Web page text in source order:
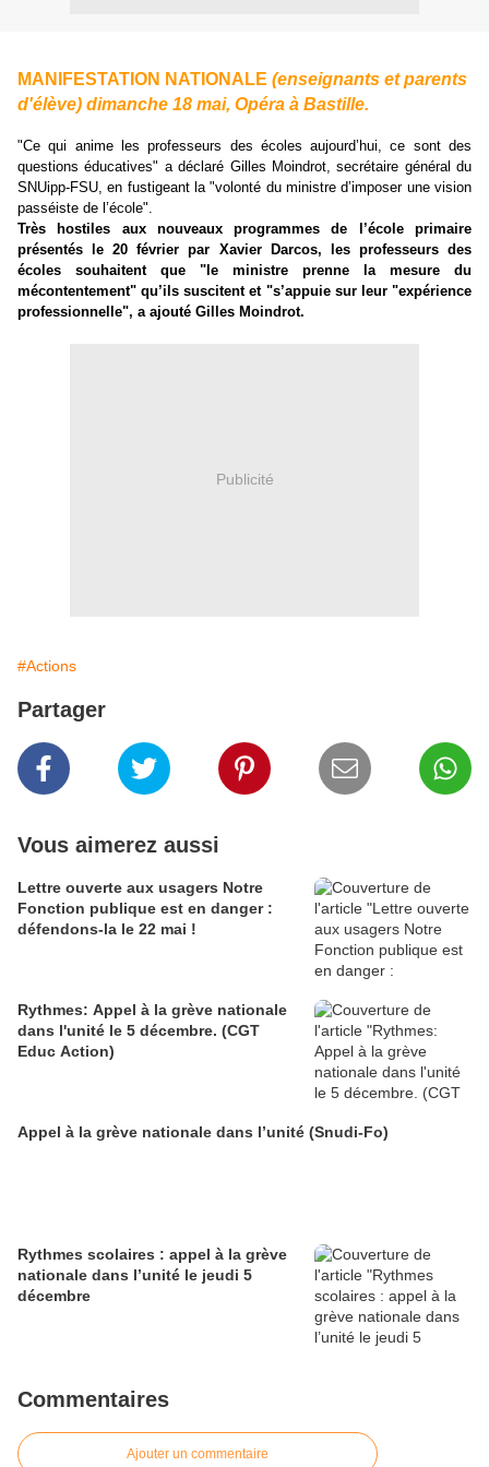
MANIFESTATION NATIONALE (enseignants et parents
d'élève) dimanche 18 mai, Opéra à Bastille.
"Ce qui anime les professeurs des écoles aujourd’hui, ce sont des
questions éducatives" a déclaré Gilles Moindrot, secrétaire général du
SNUipp-FSU, en fustigeant la "volonté du ministre d’imposer une vision
passéiste de l’école".
Très hostiles aux nouveaux programmes de l’école primaire
présentés le 20 février par Xavier Darcos, les professeurs des
écoles souhaitent que "le ministre prenne la mesure du
mécontentement" qu’ils suscitent et "s’appuie sur leur "expérience
professionnelle", a ajouté Gilles Moindrot.
Publicité
#Actions
Partager
Vous aimerez aussi
Lettre ouverte aux usagers Notre
Fonction publique est en danger :
défendons-la le 22 mai !
Rythmes: Appel à la grève nationale
dans l'unité le 5 décembre. (CGT
Educ Action)
Appel à la grève nationale dans l’unité (Snudi-Fo)
Rythmes scolaires : appel à la grève
nationale dans l’unité le jeudi 5
décembre
Commentaires
Ajouter un commentaire